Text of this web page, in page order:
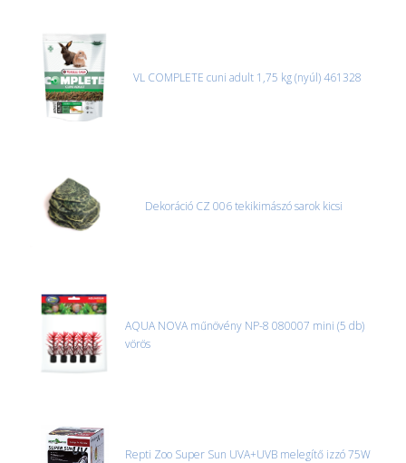
VL COMPLETE cuni adult 1,75 kg (nyúl) 461328
Dekoráció CZ 006 tekikimászó sarok kicsi
AQUA NOVA műnövény NP-8 080007 mini (5 db)
vörös
Repti Zoo Super Sun UVA+UVB melegítő izzó 75W